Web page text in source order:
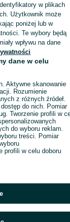
Opony - Łódzkie
wiadomość
w plikach
Użytkownik może
poniżej lub w
Te wybory będą
wpływu na dane
dane w celu
Aktywne skanowanie
Rozumienie
z różnych źródeł.
do nich. Pomiar
Tworzenie profili w
do wyboru reklam.
treści. Pomiar
profili w celu doboru